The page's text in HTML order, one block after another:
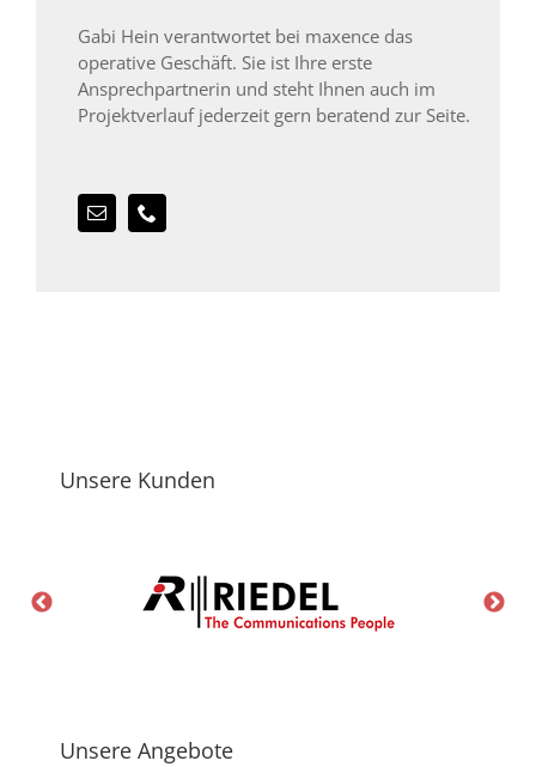
Gabi Hein verantwortet bei maxence das
operative Geschäft. Sie ist Ihre erste
Ansprechpartnerin und steht Ihnen auch im
Projektverlauf jederzeit gern beratend zur Seite.
Unsere Kunden
Unsere Angebote